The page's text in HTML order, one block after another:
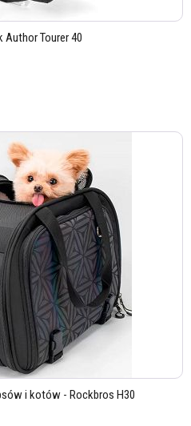
Tourer 40
i kotów - Rockbros H30